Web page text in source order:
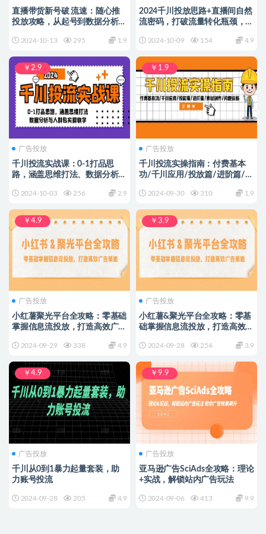
直播带货新号破 流速：随心推
投放攻略，从起号到数据分析，
2024-10-13 295 1.9
2024千川投放思路+直播间自然
流密码，打破流量转化瓶颈，玩
2024-10-09 154 4.9
￥2.9
广告投放
千川投流实战课：0-1打品思
路，涵盖思维打法、数据分析与
2024-10-03 256 2.9
￥1.9
广告投放
千川投流实操指南：付费基本
功/千川应用/投放篇/进阶篇/素
2024-09-30 310 1.9
￥4.9
广告投放
小红薯聚光平台全攻略：零基础
掌握信息流投放，打造高效广告
2024-09-29 338 4.9
￥3.9
广告投放
小红薯&聚光平台全攻略：零基
础掌握信息流投放，打造高效广
2024-09-28 254 3.9
￥4.9
广告投放
千川从0到1暴力起量套装，助
力账号投流
2024-09-28 205 4.9
￥9.9
广告投放
亚马逊广告SciAds全攻略：理论
+实战，解锁站内广告玩法
2024-09-06 413 9.9